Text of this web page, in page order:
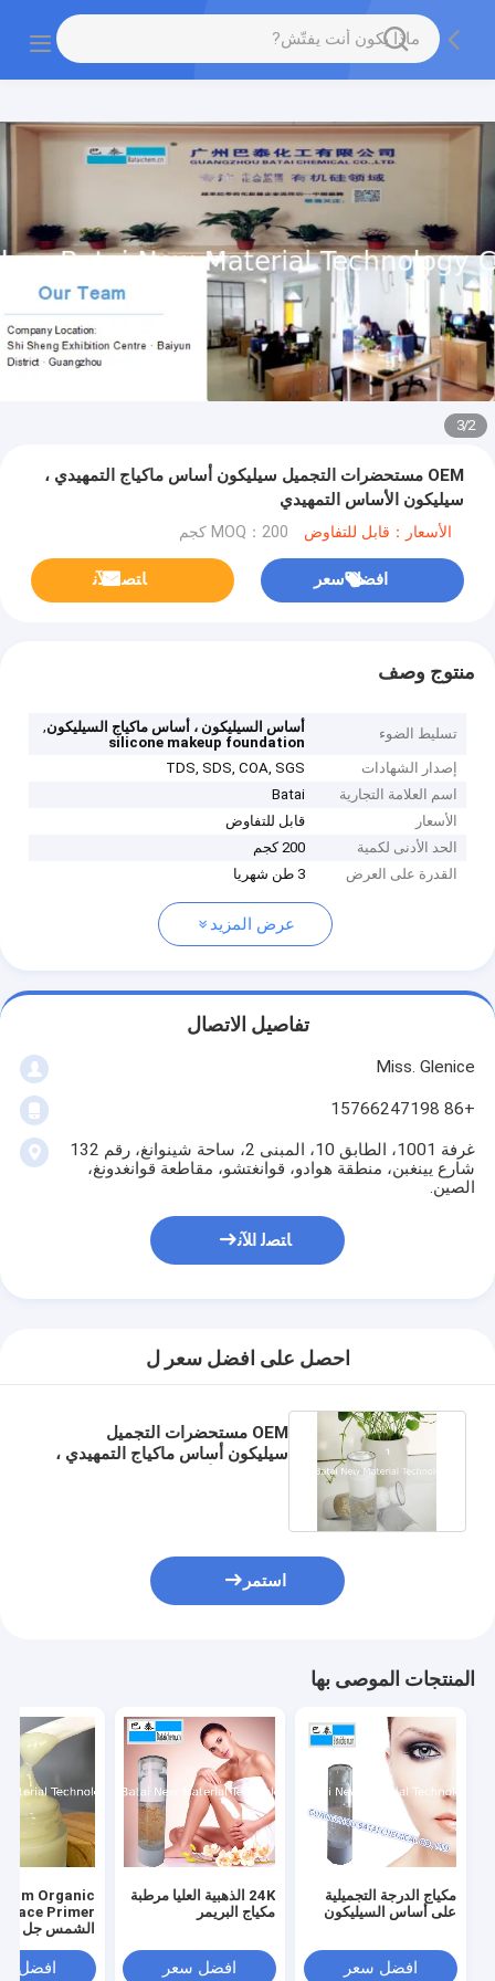
2
/
3
OEM مستحضرات التجميل سيليكون أساس ماكياج التمهيدي ،
سيليكون الأساس التمهيدي
الأسعار：قابل للتفاوض MOQ：200 كجم
افضل سعر ﺎﺘﺼﻟ ﺍﻶﻧ
منتوج وصف
تسليط الضوء أساس السيليكون ، أساس ماكياج السيليكون,
silicone makeup foundation
إصدار الشهادات
TDS, SDS, COA, SGS
اسم العلامة التجارية
Batai
الأسعار
قابل للتفاوض
الحد الأدنى لكمية
200 كجم
القدرة على العرض
3 طن شهريا
عرض المزيد
تفاصيل الاتصال
Miss. Glenice
+86 15766247198
غرفة 1001، الطابق 10، المبنى 2، ساحة شينوانغ، رقم 132
شارع يينغبن، منطقة هوادو، قوانغتشو، مقاطعة قوانغدونغ،
الصين.
ﺎﺘﺼﻟ ﺍﻶﻧ
احصل على افضل سعر ل
OEM مستحضرات التجميل
سيليكون أساس ماكياج التمهيدي ،
استمر
المنتجات الموصى بها
مكياج الدرجة التجميلية
على أساس السيليكون
افضل سعر
24K الذهبية العليا مرطبة
مكياج البريمر
افضل سعر افضل